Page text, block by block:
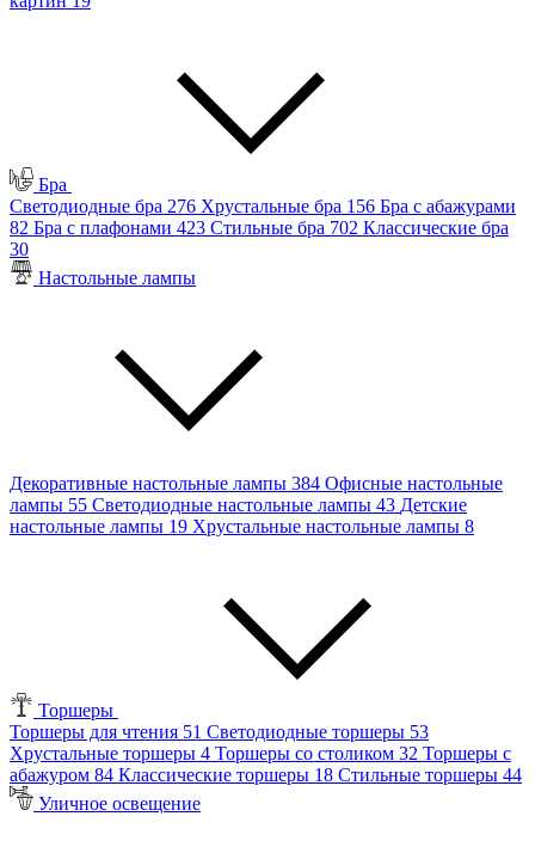
Бра
Светодиодные бра 276 Хрустальные бра 156 Бра с абажурами
82 Бра с плафонами 423 Стильные бра 702 Классические бра
30
Настольные лампы
Декоративные настольные лампы 384 Офисные настольные
лампы 55 Светодиодные настольные лампы 43 Детские
настольные лампы 19 Хрустальные настольные лампы 8
Торшеры
Торшеры для чтения 51 Светодиодные торшеры 53
Хрустальные торшеры 4 Торшеры со столиком 32 Торшеры с
абажуром 84 Классические торшеры 18 Стильные торшеры 44
Уличное освещение